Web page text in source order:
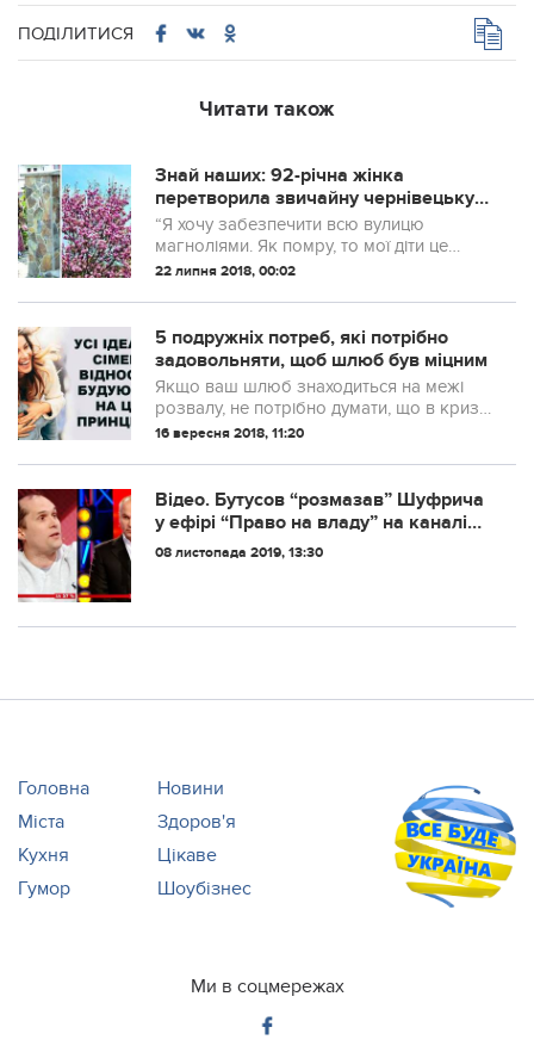
ПОДІЛИТИСЯ
Читати також
Знай наших: 92-річна жінка
перетворила звичайну чернівецьку
вулицю у квітучу алею (ФОТО)
“Я хочу забезпечити всю вулицю
магноліями. Як помру, то мої діти це
зроблять”.
22 липня 2018, 00:02
5 подружніх потреб, які потрібно
задовольняти, щоб шлюб був міцним
Якщо ваш шлюб знаходиться на межі
розвалу, не потрібно думати, що в кризі
винен партнер. Скільки не “відбілювати”
обидва, кожен вносить свій неповтор...
16 вересня 2018, 11:20
Відео. Бутусов “розмазав” Шуфрича
у ефірі “Право на владу” на каналі
“1+1”: “Скотино, припини вбuвaти
08 листопада 2019, 13:30
Головна
Новини
Міста
Здоров'я
Кухня
Цікаве
Гумор
Шоубізнес
Ми в соцмережах